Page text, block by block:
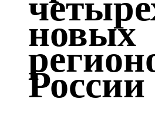
106,1 FM
Кама тамагы
71,51 FM
Кукмара
новых
России